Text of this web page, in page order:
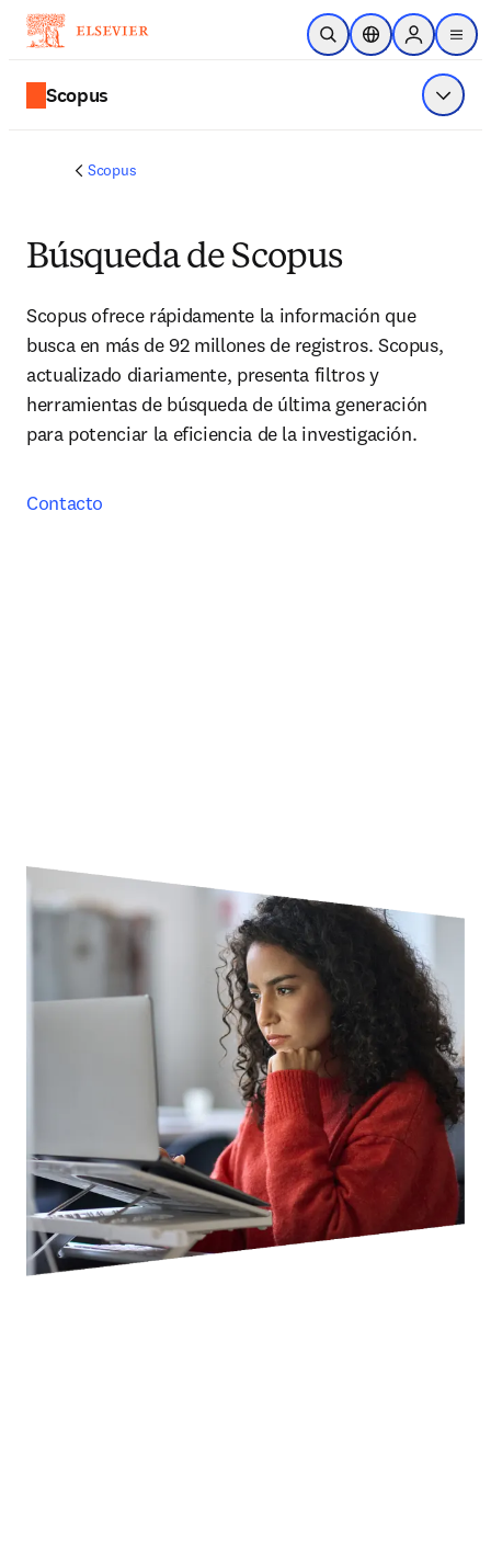
Saltar al contenido principal
Abrir búsqueda
Selector deSign in to
menu
Scopus
Scopus
Búsqueda de Scopus
Scopus ofrece rápidamente la información que
busca en más de 92 millones de registros. Scopus,
actualizado diariamente, presenta filtros y
herramientas de búsqueda de última generación
para potenciar la eficiencia de la investigación.
Contacto